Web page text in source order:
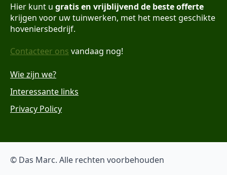
Hier kunt u gratis en vrijblijvend de beste offerte
krijgen voor uw tuinwerken, met het meest geschikte
hoveniersbedrijf.
Contacteer ons vandaag nog!
Wie zijn we?
Interessante links
Privacy Policy
© Das Marc. Alle rechten voorbehouden